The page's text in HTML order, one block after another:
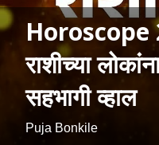
Horoscope
राशीच्या
सहभागी व्हाल
Puja Bonkile